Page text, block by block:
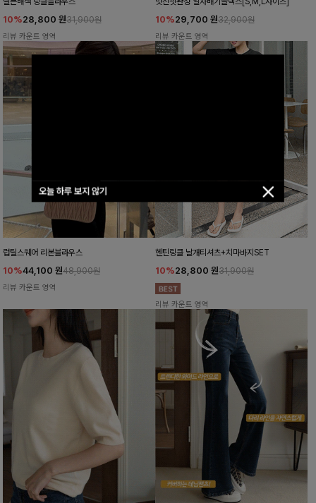
오늘 하루 보지 않기
10%28,800 원31,900원
리뷰 카운트 영역
10%29,700 원32,900원
리뷰 카운트 영역
럽틸스퀘어 리본블라우스
10%44,100 원48,900원
리뷰 카운트 영역
헨틴링클 날개티셔츠+치마바지SET
10%28,800 원31,900원
리뷰 카운트 영역